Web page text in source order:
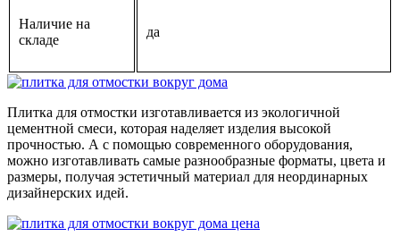
Наличие на
складе
да
Плитка для отмостки изготавливается из экологичной
цементной смеси, которая наделяет изделия высокой
прочностью. А с помощью современного оборудования,
можно изготавливать самые разнообразные форматы, цвета и
размеры, получая эстетичный материал для неординарных
дизайнерских идей.